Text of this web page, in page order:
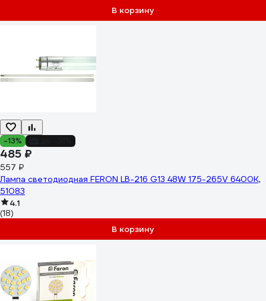
В корзину
-13%
485 ₽
557 ₽
Лампа светодиодная FERON LB-216 G13 48W 175-265V 6400K,
51083
4.1
(18)
В корзину